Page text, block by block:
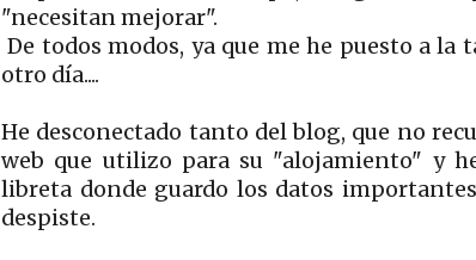
"necesitan mejorar".
De todos modos, ya que me he puesto a la
otro día....
He desconectado tanto del blog, que no
web que utilizo para su "alojamiento" y
libreta donde guardo los datos
despiste.